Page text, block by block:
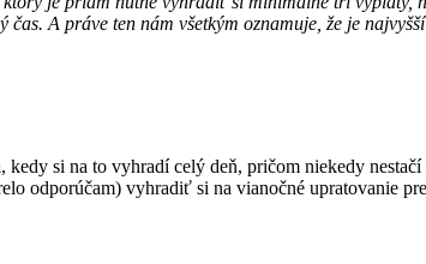
A práve ten nám všetkým oznamuje, že je
, kedy si na to vyhradí celý deň, pričom niekedy
odporúčam) vyhradiť si na vianočné upratovanie